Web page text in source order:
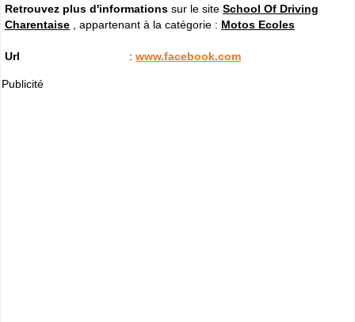
Retrouvez plus d'informations sur le site School Of Driving
Charentaise , appartenant à la catégorie : Motos Ecoles
Url : www.facebook.com
Publicité